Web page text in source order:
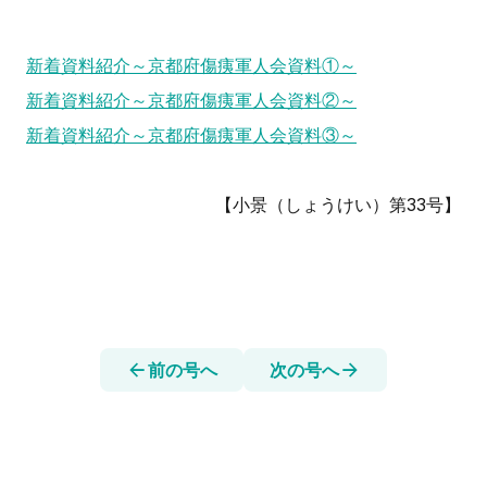
新着資料紹介～京都府傷痍軍人会資料①～
新着資料紹介～京都府傷痍軍人会資料②～
新着資料紹介～京都府傷痍軍人会資料③～
【小景（しょうけい）第33号】
前の号へ 次の号へ